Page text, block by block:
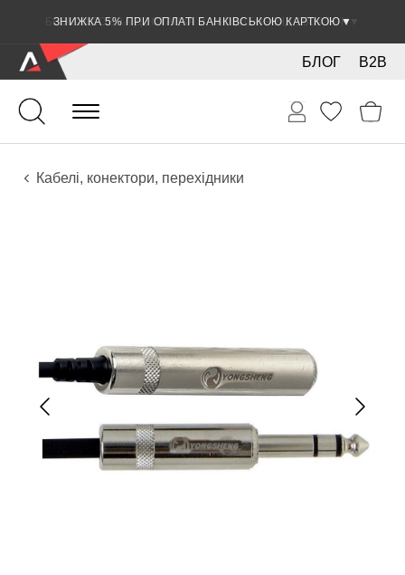
ЗНИЖКА 5% ПРИ ОПЛАТІ БАНКІВСЬКОЮ КАРТКОЮ ▼
B2B
БЛОГ
Гітари
Електро інструменти
Звукове обладнання
Кабелі, конектори, перехідники